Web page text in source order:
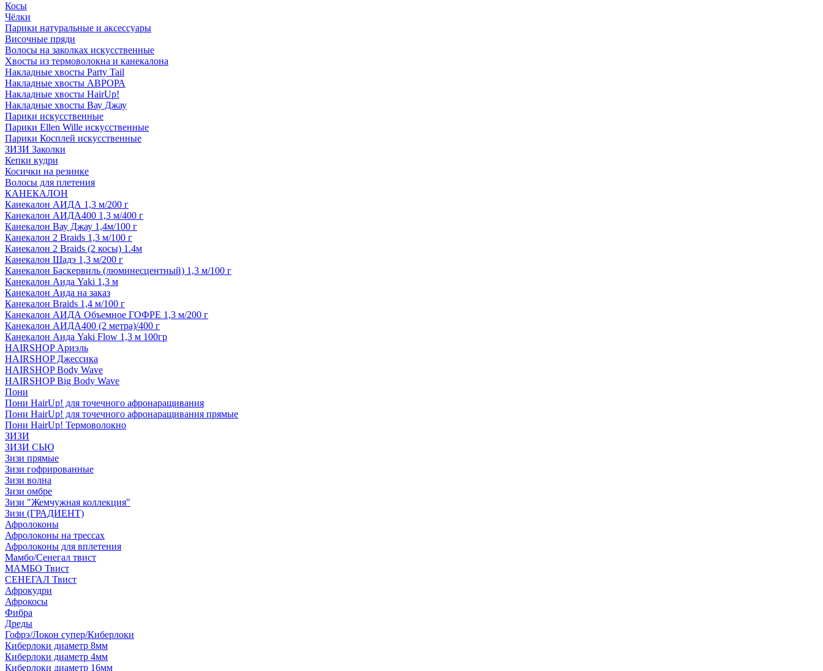
Косы
Чёлки
Парики натуральные и аксессуары
Височные пряди
Волосы на заколках искусственные
Хвосты из термоволокна и канекалона
Накладные хвосты Party Tail
Накладные хвосты АВРОРА
Накладные хвосты HairUp!
Накладные хвосты Вау Джау
Парики искусственные
Парики Ellen Wille искусственные
Парики Косплей искусственные
ЗИЗИ Заколки
Кепки кудри
Косички на резинке
Волосы для плетения
КАНЕКАЛОН
Канекалон АИДА 1,3 м/200 г
Канекалон АИДА400 1,3 м/400 г
Канекалон Вау Джау 1,4м/100 г
Канекалон 2 Braids 1,3 м/100 г
Канекалон 2 Braids (2 косы) 1.4м
Канекалон Шадэ 1,3 м/200 г
Канекалон Баскервиль (люминесцентный) 1,3 м/100 г
Канекалон Аида Yaki 1,3 м
Канекалон Аида на заказ
Канекалон Braids 1,4 м/100 г
Канекалон АИДА Объемное ГОФРЕ 1,3 м/200 г
Канекалон АИДА400 (2 метра)/400 г
Канекалон Аида Yaki Flow 1,3 м 100гр
HAIRSHOP Ариэль
HAIRSHOP Джессика
HAIRSHOP Body Wave
HAIRSHOP Big Body Wave
Пони
Пони HairUp! для точечного афронаращивания
Пони HairUp! для точечного афронаращивания прямые
Пони HairUp! Термоволокно
ЗИЗИ
ЗИЗИ СЬЮ
Зизи прямые
Зизи гофрированные
Зизи волна
Зизи омбре
Зизи "Жемчужная коллекция"
Зизи (ГРАДИЕНТ)
Афролоконы
Афролоконы на трессах
Афролоконы для вплетения
Мамбо/Сенегал твист
МАМБО Твист
СЕНЕГАЛ Твист
Афрокудри
Афрокосы
Фибра
Дреды
Гофрэ/Локон супер/Киберлоки
Киберлоки диаметр 8мм
Киберлоки диаметр 4мм
Киберлоки диаметр 16мм